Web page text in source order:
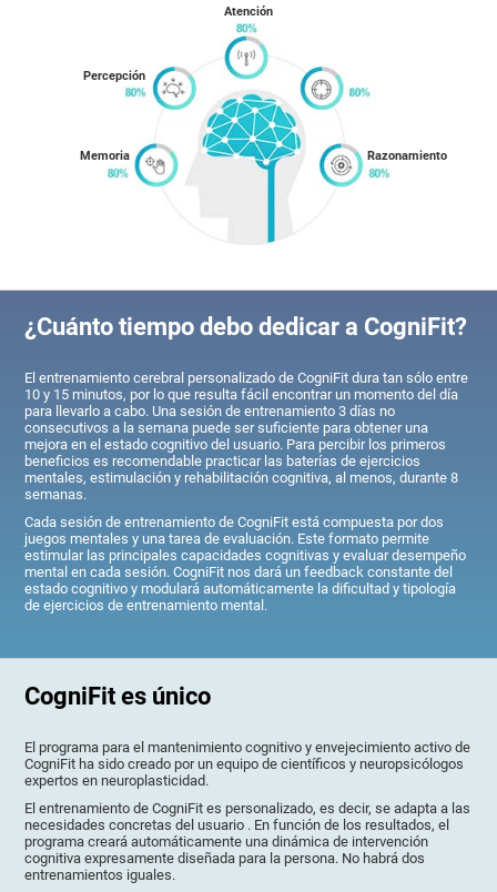
Memoria
Percepción
Atención
Razonamiento
¿Cuánto tiempo debo dedicar a CogniFit?
El entrenamiento cerebral personalizado de CogniFit dura tan sólo entre
10 y 15 minutos, por lo que resulta fácil encontrar un momento del día
para llevarlo a cabo. Una sesión de entrenamiento 3 días no
consecutivos a la semana puede ser suficiente para obtener una
mejora en el estado cognitivo del usuario. Para percibir los primeros
beneficios es recomendable practicar las baterías de ejercicios
mentales, estimulación y rehabilitación cognitiva, al menos, durante 8
semanas.
Cada sesión de entrenamiento de CogniFit está compuesta por dos
juegos mentales y una tarea de evaluación. Este formato permite
estimular las principales capacidades cognitivas y evaluar desempeño
mental en cada sesión. CogniFit nos dará un feedback constante del
estado cognitivo y modulará automáticamente la dificultad y tipología
de ejercicios de entrenamiento mental.
CogniFit es único
El programa para el mantenimiento cognitivo y envejecimiento activo de
CogniFit ha sido creado por un equipo de científicos y neuropsicólogos
expertos en neuroplasticidad.
El entrenamiento de CogniFit es personalizado, es decir, se adapta a las
necesidades concretas del usuario . En función de los resultados, el
programa creará automáticamente una dinámica de intervención
cognitiva expresamente diseñada para la persona. No habrá dos
entrenamientos iguales.